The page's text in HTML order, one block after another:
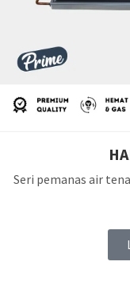
Seri pemanas air